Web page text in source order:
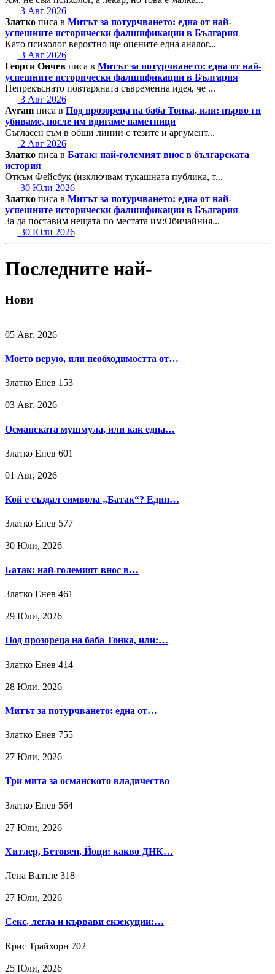
3 Авг 2026
Златко писа в Митът за потурчването: една от най-
успешните исторически фалшификации в България
Като психолог вероятно ще оцените една аналог...
3 Авг 2026
Георги Ончев писа в Митът за потурчването: една от най-
успешните исторически фалшификации в България
Непрекъснато повтаряната съвременна идея, че ...
3 Авг 2026
Avram писа в Под прозореца на баба Тонка, или: първо ги
убиваме, после им вдигаме паметници
Съгласен съм в общи линии с тезите и аргумент...
2 Авг 2026
Златко писа в Батак: най-големият внос в българската
история
Откъм Фейсбук (изключвам тукашната публика, т...
30 Юли 2026
Златко писа в Митът за потурчването: една от най-
успешните исторически фалшификации в България
За да поставим нещата по местата им:Обичайния...
30 Юли 2026
Последните най-
Нови
05 Авг, 2026
Моето верую, или необходимостта от…
Златко Енев 153
03 Авг, 2026
Османската мушмула, или как една…
Златко Енев 601
01 Авг, 2026
Кой е създал символа „Батак“? Един…
Златко Енев 577
30 Юли, 2026
Батак: най-големият внос в…
Златко Енев 461
29 Юли, 2026
Под прозореца на баба Тонка, или:…
Златко Енев 414
28 Юли, 2026
Митът за потурчването: една от…
Златко Енев 755
27 Юли, 2026
Три мита за османското владичество
Златко Енев 564
27 Юли, 2026
Хитлер, Бетовен, Йоци: какво ДНК…
Лена Валтле 318
27 Юли, 2026
Секс, легла и кървави екзекуции:…
Крис Трайхорн 702
25 Юли, 2026